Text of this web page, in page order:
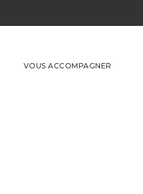
VOUS ACCOMPAGNER